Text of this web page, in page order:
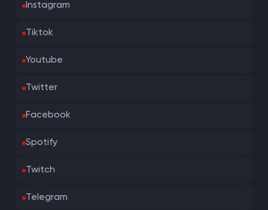
Instagram
Tiktok
Youtube
Twitter
Facebook
Spotify
Twitch
Telegram